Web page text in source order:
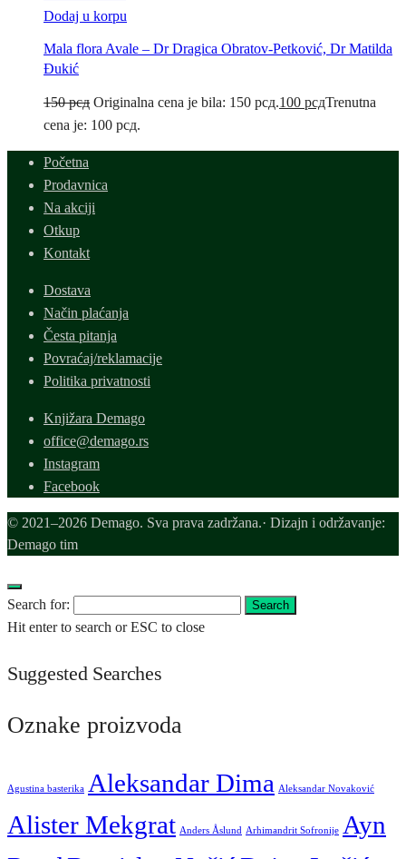
Dodaj u korpu
Mala flora Avale – Dr Dragica Obratov-Petković, Dr Matilda
Đukić
150рсд Originalna cena je bila: 150 рсд.100 рсдTrenutna
cena je: 100 рсд.
Početna
Prodavnica
Na akciji
Otkup
Kontakt
Dostava
Način plaćanja
Česta pitanja
Povraćaj/reklamacije
Politika privatnosti
Knjižara Demago
office@demago.rs
Instagram
Facebook
© 2021–2026 Demago. Sva prava zadržana.· Dizajn i održavanje:
Demago tim
Search for: Search
Hit enter to search or ESC to close
Suggested Searches
Oznake proizvoda
Agustina basterika Aleksandar Dima Aleksandar Novaković
Alister Mekgrat Anders Åslund Arhimandrit Sofronije Ayn